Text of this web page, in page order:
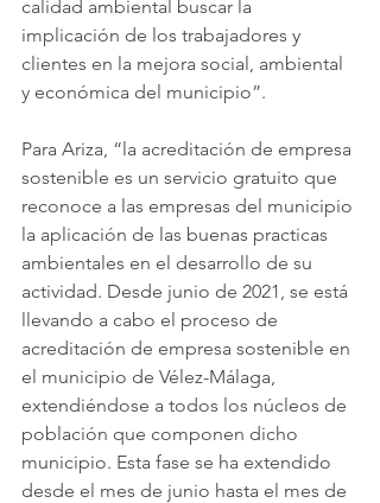
calidad ambiental buscar la
implicación de los trabajadores y
clientes en la mejora social, ambiental
y económica del municipio”.
Para Ariza, “la acreditación de empresa
sostenible es un servicio gratuito que
reconoce a las empresas del municipio
la aplicación de las buenas practicas
ambientales en el desarrollo de su
actividad. Desde junio de 2021, se está
llevando a cabo el proceso de
acreditación de empresa sostenible en
el municipio de Vélez-Málaga,
extendiéndose a todos los núcleos de
población que componen dicho
municipio. Esta fase se ha extendido
desde el mes de junio hasta el mes de